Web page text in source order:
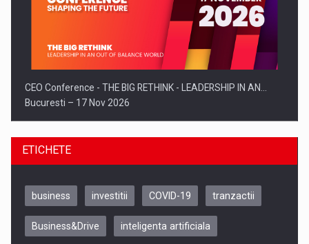
CEO Conference - THE BIG RETHINK - LEADERSHIP IN AN…
Bucuresti – 17 Nov 2026
ETICHETE
business investitii COVID-19 tranzactii
Business&Drive inteligenta artificiala